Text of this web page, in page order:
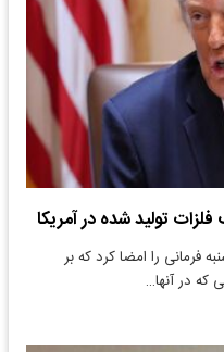
تولید شده در آمریکا
فرمانی را امضا کرد که بر
که در آنها…